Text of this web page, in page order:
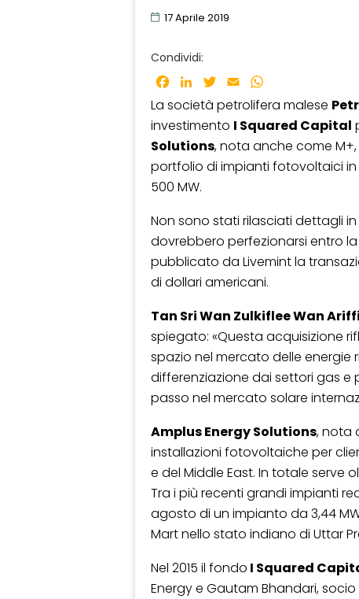
17 Aprile 2019
Condividi:
Facebook
LinkedInTwitter
Email
La società petrolifera malese
investimento I Squared Capital
Solutions, nota anche come
portfolio di impianti fotovoltaici
500 MW.
Non sono stati rilasciati dettagli
dovrebbero perfezionarsi entro
pubblicato da Livemint la
di dollari americani.
Tan Sri Wan Zulkiflee Wan
spiegato: «Questa acquisizione
spazio nel mercato delle
differenziazione dai settori gas e
passo nel mercato solare
Amplus Energy Solutions, nota
installazioni fotovoltaiche per
e del Middle East. In totale serve
Tra i più recenti grandi impianti
agosto di un impianto da 3,44
Mart nello stato indiano di Uttar
Nel 2015 il fondo I Squared
Energy e Gautam Bhandari,